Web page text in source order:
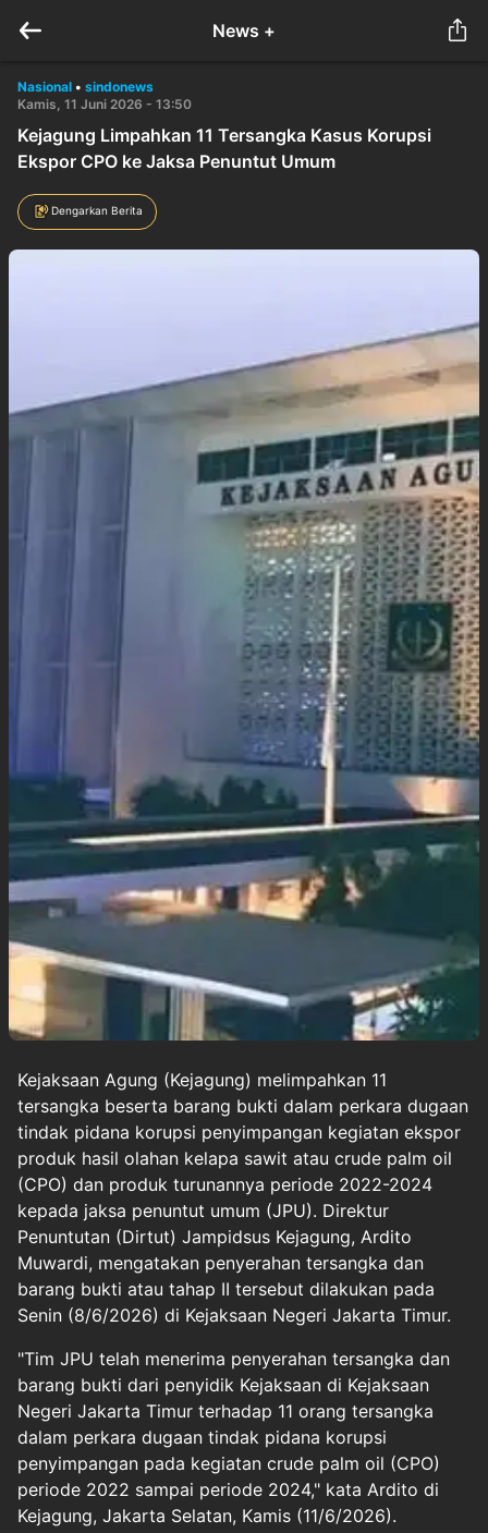
News +
Nasional • sindonews
Kamis, 11 Juni 2026 - 13:50
Kejagung Limpahkan 11 Tersangka Kasus Korupsi
Ekspor CPO ke Jaksa Penuntut Umum
Dengarkan Berita
Kejaksaan Agung (Kejagung) melimpahkan 11
tersangka beserta barang bukti dalam perkara dugaan
tindak pidana korupsi penyimpangan kegiatan ekspor
produk hasil olahan kelapa sawit atau crude palm oil
(CPO) dan produk turunannya periode 2022-2024
kepada jaksa penuntut umum (JPU). Direktur
Penuntutan (Dirtut) Jampidsus Kejagung, Ardito
Muwardi, mengatakan penyerahan tersangka dan
barang bukti atau tahap II tersebut dilakukan pada
Senin (8/6/2026) di Kejaksaan Negeri Jakarta Timur.
"Tim JPU telah menerima penyerahan tersangka dan
barang bukti dari penyidik Kejaksaan di Kejaksaan
Negeri Jakarta Timur terhadap 11 orang tersangka
dalam perkara dugaan tindak pidana korupsi
penyimpangan pada kegiatan crude palm oil (CPO)
periode 2022 sampai periode 2024," kata Ardito di
Kejagung, Jakarta Selatan, Kamis (11/6/2026).